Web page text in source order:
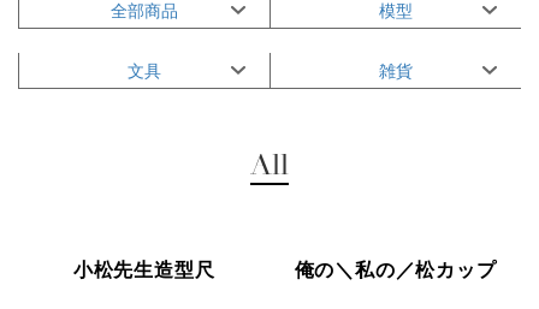
全部商品 模型
文具 雑貨
All
小松先生造型尺 俺の＼私の／松カップ